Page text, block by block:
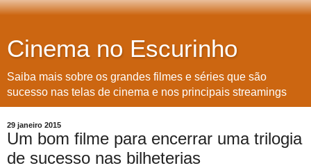
Cinema no Escurinho
Saiba mais sobre os grandes filmes e séries que são
sucesso nas telas de cinema e nos principais streamings
29 janeiro 2015
Um bom filme para encerrar uma trilogia
de sucesso nas bilheterias